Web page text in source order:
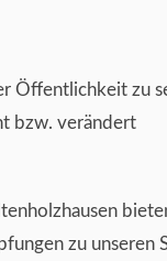
Öffentlichkeit zu
bzw. verändert
zu